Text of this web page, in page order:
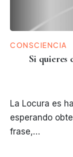
CONSCIENCIA
Si quieres
La Locura es
esperando
frase,…